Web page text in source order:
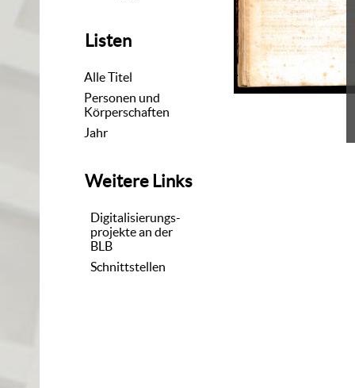
Listen
Alle Titel
Personen und
Körperschaften
Jahr
Weitere Links
Digitalisierungs-
projekte an der
BLB
Schnittstellen